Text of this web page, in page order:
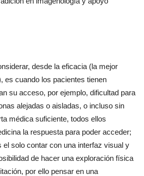
desde la eficacia (la mejor
es cuando los pacientes tienen
su acceso, por ejemplo, dificultad para
alejadas o aisladas, o incluso sin
médica suficiente, todos ellos
la respuesta para poder acceder;
el solo contar con una interfaz visual y
de hacer una exploración física
por ello pensar en una